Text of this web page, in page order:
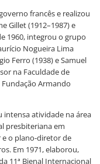
francês e realizou
Gillet (1912–1987) e
1960, integrou o grupo
Nogueira Lima
Ferro (1938) e Samuel
na Faculdade de
Armando
intensa atividade na área
presbiteriana em
e o plano-diretor de
Em 1971, elaborou,
11ª Bienal Internacional